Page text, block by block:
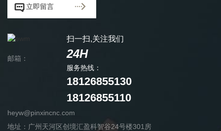
 立即留言 
扫一扫,关注我们
24H
服务热线：
18126855130
18126855110
邮箱：
heyw@pinxincnc.com
地址：广州天河区创境汇盈科智谷24号楼301房